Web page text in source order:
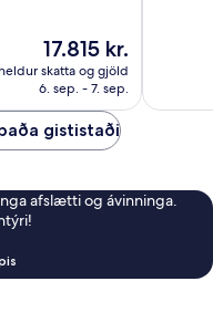
Verðið
er
17.815 kr.
17.815 kr.
skatta og gjöld
6. sep. - 7. sep.
gististaði
afslætti og ávinninga.